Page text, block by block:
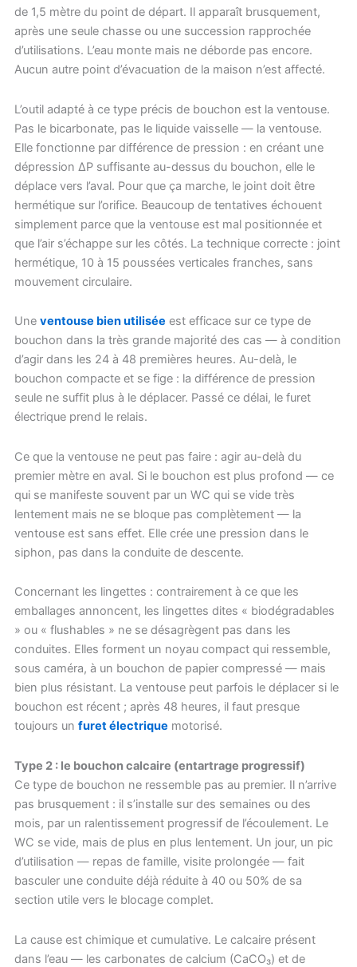
de 1,5 mètre du point de départ. Il apparaît brusquement,
après une seule chasse ou une succession rapprochée
d’utilisations. L’eau monte mais ne déborde pas encore.
Aucun autre point d’évacuation de la maison n’est affecté.
L’outil adapté à ce type précis de bouchon est la ventouse.
Pas le bicarbonate, pas le liquide vaisselle — la ventouse.
Elle fonctionne par différence de pression : en créant une
dépression ΔP suffisante au-dessus du bouchon, elle le
déplace vers l’aval. Pour que ça marche, le joint doit être
hermétique sur l’orifice. Beaucoup de tentatives échouent
simplement parce que la ventouse est mal positionnée et
que l’air s’échappe sur les côtés. La technique correcte : joint
hermétique, 10 à 15 poussées verticales franches, sans
mouvement circulaire.
Une ventouse bien utilisée est efficace sur ce type de
bouchon dans la très grande majorité des cas — à condition
d’agir dans les 24 à 48 premières heures. Au-delà, le
bouchon compacte et se fige : la différence de pression
seule ne suffit plus à le déplacer. Passé ce délai, le furet
électrique prend le relais.
Ce que la ventouse ne peut pas faire : agir au-delà du
premier mètre en aval. Si le bouchon est plus profond — ce
qui se manifeste souvent par un WC qui se vide très
lentement mais ne se bloque pas complètement — la
ventouse est sans effet. Elle crée une pression dans le
siphon, pas dans la conduite de descente.
Concernant les lingettes : contrairement à ce que les
emballages annoncent, les lingettes dites « biodégradables
» ou « flushables » ne se désagrègent pas dans les
conduites. Elles forment un noyau compact qui ressemble,
sous caméra, à un bouchon de papier compressé — mais
bien plus résistant. La ventouse peut parfois le déplacer si le
bouchon est récent ; après 48 heures, il faut presque
toujours un furet électrique motorisé.
Type 2 : le bouchon calcaire (entartrage progressif)
Ce type de bouchon ne ressemble pas au premier. Il n’arrive
pas brusquement : il s’installe sur des semaines ou des
mois, par un ralentissement progressif de l’écoulement. Le
WC se vide, mais de plus en plus lentement. Un jour, un pic
d’utilisation — repas de famille, visite prolongée — fait
basculer une conduite déjà réduite à 40 ou 50% de sa
section utile vers le blocage complet.
La cause est chimique et cumulative. Le calcaire présent
dans l’eau — les carbonates de calcium (CaCO₃) et de